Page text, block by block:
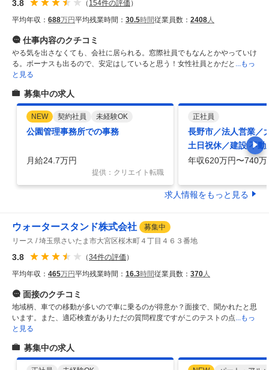
3.8 （ 154件の評価 ）
平均年収： 688万円平均残業時間： 30.5時間従業員数： 2408人
仕事内容のクチコミ
やる気を出さなくても、会社に居られる。窓際社員でもなんとかやっていけ
る。ボーナスも出るので、安定はしていると思う！女性社員とかだと ...もっ
と見る
募集中の求人
NEW 契約社員 未経験OK
公園管理事務所での事務
月給24.7万円
提供：クリエイト転職
正社員
長野市／法人営業／
土日祝休／建設 不
し年間休日123日／
年収620万円〜740万
求人情報をもっと見る
ウォータースタンド株式会社
募集中
リース
埼玉県さいたま市大宮区桜木町４丁目４６３番地
3.8 （34件の評価 ）
平均年収： 465万円平均残業時間： 16.3時間従業員数： 370 人
面接のクチコミ
地域柄、車での移動が多いので車に乗るのが得意か？面接で、聞かれたと思
います。また、適応検査がありただの質問程度ですがこのテストの点 ...もっ
と見る
募集中の求人